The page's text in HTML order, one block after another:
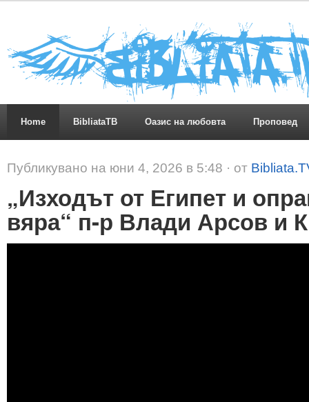
Home BibliataTB Оазис на любовта Проповед
Публикувано на юни 4, 2026 в 5:48 · от
„Изходът от Египет и
вяра“ п-р Влади Арсов и